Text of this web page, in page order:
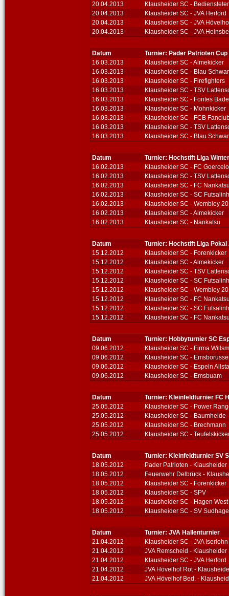
20.04.2013
Klausheider SC -
20.04.2013
Klausheider SC - JVA Herford
20.04.2013
Klausheider SC - JVA
20.04.2013
Klausheider SC - JVA
Datum
Turnier: Pader Patrioten Cup
16.03.2013
Klausheider SC - Almekicker
16.03.2013
Klausheider SC - Blau
16.03.2013
Klausheider SC - Firefighters
16.03.2013
Klausheider SC - TSV
16.03.2013
Klausheider SC - Fontes
16.03.2013
Klausheider SC - Mohnkicker
16.03.2013
Klausheider SC - FCB
16.03.2013
Klausheider SC - TSV
16.03.2013
Klausheider SC - Blau
Datum
Turnier: Hochstift Liga
16.02.2013
Klausheider SC - FC
16.02.2013
Klausheider SC - TSV
16.02.2013
Klausheider SC - FC
16.02.2013
Klausheider SC - SC
16.02.2013
Klausheider SC - Wembley
16.02.2013
Klausheider SC - Almekicker
16.02.2013
Klausheider SC - Nankatsu
Datum
Turnier: Hochstift Liga Pokal
15.12.2012
Klausheider SC - Forenkicker
15.12.2012
Klausheider SC - Almekicker
15.12.2012
Klausheider SC - TSV
15.12.2012
Klausheider SC - SC
15.12.2012
Klausheider SC - Wembley
15.12.2012
Klausheider SC - FC
15.12.2012
Klausheider SC - SC
15.12.2012
Klausheider SC - FC
Datum
Turnier: Hobbyturnier SC
09.06.2012
Klausheider SC - Firma
09.06.2012
Klausheider SC -
09.06.2012
Klausheider SC - Espeln
09.06.2012
Klausheider SC - Emsbuam
Datum
Turnier: Kleinfeldturnier FC
25.05.2012
Klausheider SC - Power
25.05.2012
Klausheider SC - Baumheide
25.05.2012
Klausheider SC - Brechmann
25.05.2012
Klausheider SC -
Datum
Turnier: Kleinfeldturnier SV
18.05.2012
Pader Patrioten - Klausheider
18.05.2012
Feuerwehr Delbrück -
18.05.2012
Klausheider SC - Forenkicker
18.05.2012
Klausheider SC - SPV
18.05.2012
Klausheider SC - Hagen West
18.05.2012
Klausheider SC - SV
Datum
Turnier: JVA Hallenturnier
21.04.2012
Klausheider SC - JVA Iserlohn
21.04.2012
JVA Remscheid - Klausheider
21.04.2012
Klausheider SC - JVA Herford
21.04.2012
JVA Hövelhof Rot -
21.04.2012
JVA Hövelhof Bed. -